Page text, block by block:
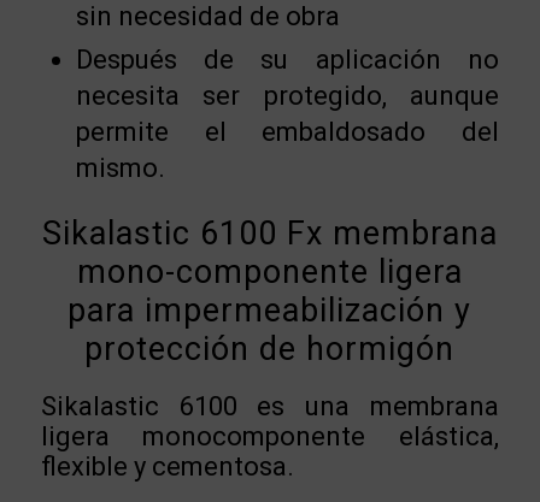
sin necesidad de obra
Después de su aplicación no
necesita ser protegido, aunque
permite el embaldosado del
mismo.
Sikalastic 6100 Fx membrana
mono-componente ligera
para impermeabilización y
protección de hormigón
Sikalastic 6100 es una membrana
ligera monocomponente elástica,
flexible y cementosa.